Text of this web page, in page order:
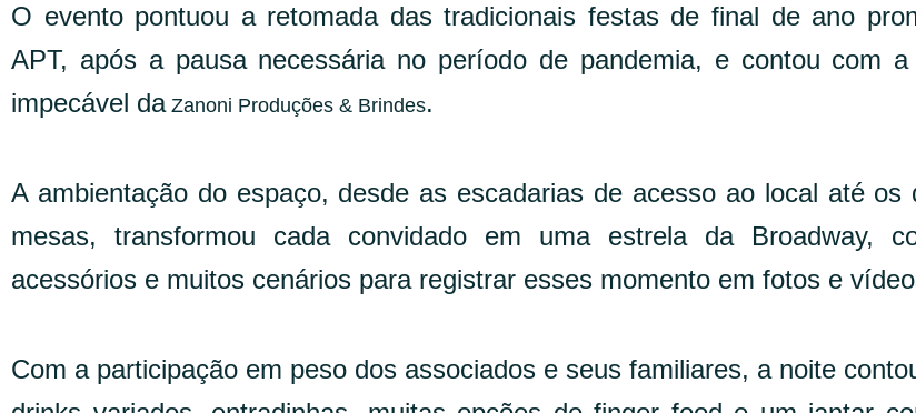
O evento pontuou a retomada das tradicionais festas de final de ano
APT, após a pausa necessária no período de pandemia, e contou com a
impecável daZanoni Produções & Brindes.
A ambientação do espaço, desde as escadarias de acesso ao local até os
mesas, transformou cada convidado em uma estrela da Broadway,
acessórios e muitos cenários para registrar esses momento em fotos e
Com a participação em peso dos associados e seus familiares, a noite